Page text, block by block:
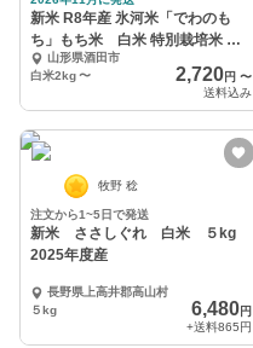
新米 R8年産 氷河米「でわのも
ち」もち米 白米 特別栽培米 山
形県庄内産
山形県酒田市
白米2kg〜 2,720円 〜
送料込み
牧野 稔
注文から1~5日で発送
新米 ささしぐれ 白米 ５kg
2025年度産
長野県上高井郡高山村
５kg
6,480円
+送料865円